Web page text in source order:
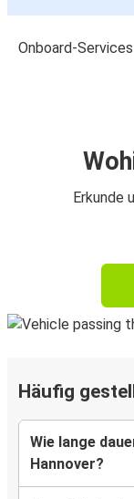
Onboard-
Erkunde
Häufig
Wie lange
Hannover?